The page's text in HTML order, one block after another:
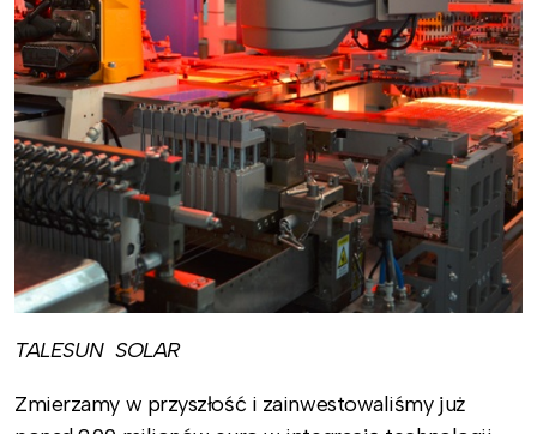
TALESUN SOLAR
Zmierzamy w przyszłość i zainwestowaliśmy już